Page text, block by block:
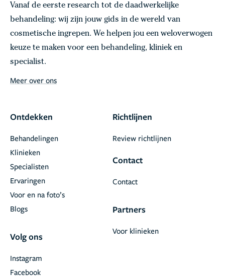
Vanaf de eerste research tot de daadwerkelijke
behandeling: wij zijn jouw gids in de wereld van
cosmetische ingrepen. We helpen jou een weloverwogen
keuze te maken voor een behandeling, kliniek en
specialist.
Meer over ons
Ontdekken
Behandelingen
Klinieken
Specialisten
Ervaringen
Voor en na foto’s
Blogs
Volg ons
Facebook
Instagram
Richtlijnen
Review richtlijnen
Contact
Contact
Partners
Voor klinieken